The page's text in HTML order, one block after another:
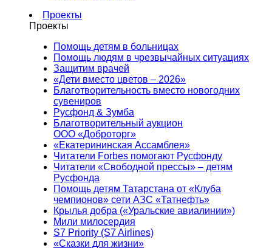
Проекты
Проекты
Помощь детям в больницах
Помощь людям в чрезвычайных ситуациях
Защитим врачей
«Дети вместо цветов – 2026»
Благотворительность вместо новогодних
сувениров
Русфонд & Зумба
Благотворительный аукцион
ООО «Доброторг»
«Екатерининская Ассамблея»
Читатели Forbes помогают Русфонду
Читатели «Свободной прессы» – детям
Русфонда
Помощь детям Татарстана от «Клуба
чемпионов» сети АЗС «Татнефть»
Крылья добра («Уральские авиалинии»)
Мили милосердия
S7 Priority (S7 Airlines)
«Сказки для жизни»